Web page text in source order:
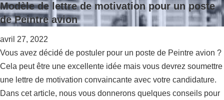
Modèle de lettre de motivation pour un poste
de Peintre avion
avril 27, 2022
Vous avez décidé de postuler pour un poste de Peintre avion ?
Cela peut être une excellente idée mais vous devrez soumettre
une lettre de motivation convaincante avec votre candidature.
Dans cet article, nous vous donnerons quelques conseils pour